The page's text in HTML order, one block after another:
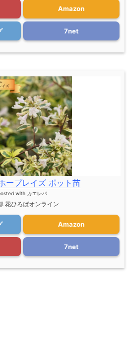
Amazon
7net
ープレイズ ポット苗
with カエレバ
花ひろばオンライン
Amazon
7net